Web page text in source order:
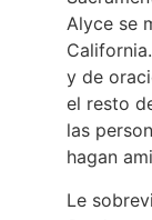
Alyce se
y de
el resto
las
hagan
Le